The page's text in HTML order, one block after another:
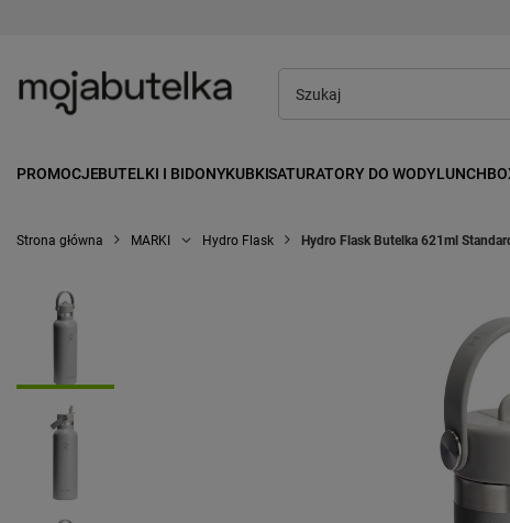
PROMOCJEBUTELKI I BIDONYKUBKISATURATORY DO WODY
Strona główna MARKI Hydro Flask Hydro Flask Butelka 621ml